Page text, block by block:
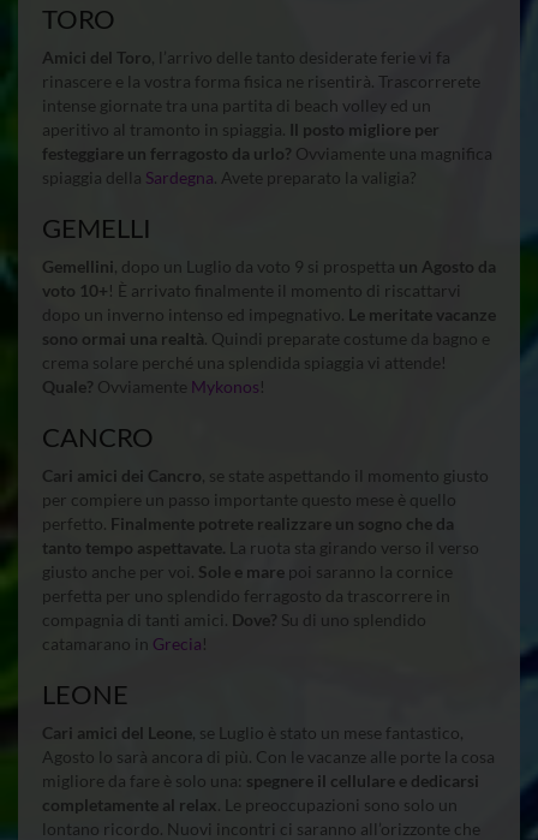
TORO
Amici del Toro , l’arrivo delle tanto desiderate ferie vi fa
rinascere e la vostra forma fisica ne risentirà. Trascorrerete
intense giornate tra una partita di beach volley ed un
aperitivo al tramonto in spiaggia. Il posto migliore per
festeggiare un ferragosto da urlo? Ovviamente una magnifica
spiaggia della Sardegna . Avete preparato la valigia?
GEMELLI
Gemellini , dopo un Luglio da voto 9 si prospetta un Agosto da
voto 10+! È arrivato finalmente il momento di riscattarvi
dopo un inverno intenso ed impegnativo. Le meritate vacanze
sono ormai una realtà . Quindi preparate costume da bagno e
crema solare perché una splendida spiaggia vi attende!
Quale? Ovviamente Mykonos!
CANCRO
Cari amici dei Cancro , se state aspettando il momento giusto
per compiere un passo importante questo mese è quello
perfetto. Finalmente potrete realizzare un sogno che da
tanto tempo aspettavate. La ruota sta girando verso il verso
giusto anche per voi. Sole e mare poi saranno la cornice
perfetta per uno splendido ferragosto da trascorrere in
compagnia di tanti amici. Dove? Su di uno splendido
catamarano in Grecia!
LEONE
Cari amici del Leone , se Luglio è stato un mese fantastico,
Agosto lo sarà ancora di più. Con le vacanze alle porte la cosa
migliore da fare è solo una: spegnere il cellulare e dedicarsi
completamente al relax . Le preoccupazioni sono solo un
lontano ricordo. Nuovi incontri ci saranno all’orizzonte che